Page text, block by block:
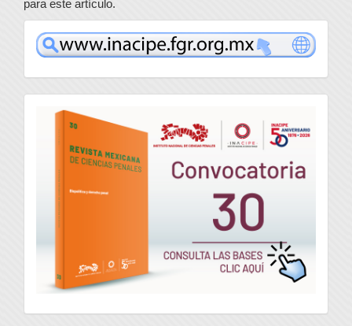
para este artículo.
www
convocatoria